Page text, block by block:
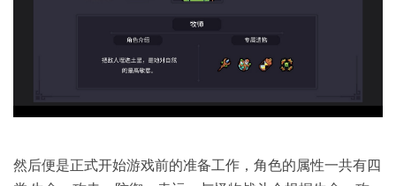
然后便是正式开始游戏前的准备工作，角色的属性一共有四